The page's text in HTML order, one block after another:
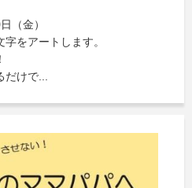
（金）
をアートします。
けで...